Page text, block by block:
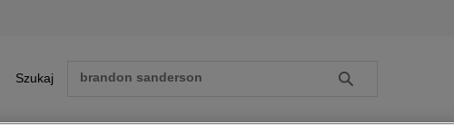
Szukaj Szukaj